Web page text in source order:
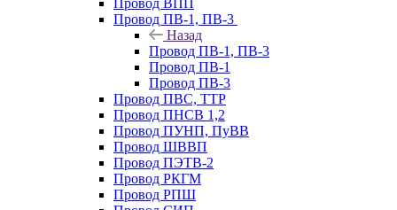
Провод ВПП
Провод ПВ-1, ПВ-3
Назад
Провод ПВ-1, ПВ-3
Провод ПВ-1
Провод ПВ-3
Провод ПВС, ТТР
Провод ПНСВ 1,2
Провод ПУНП, ПуВВ
Провод ШВВП
Провод ПЭТВ-2
Провод РКГМ
Провод РПШ